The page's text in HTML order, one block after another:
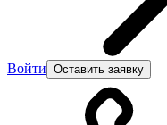
Войти Оставить заявку